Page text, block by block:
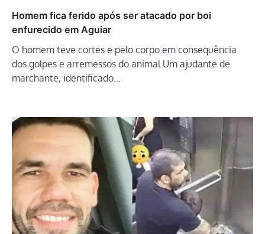
Homem fica ferido após ser atacado por boi
enfurecido em Aguiar
O homem teve cortes e pelo corpo em consequência
dos golpes e arremessos do animal Um ajudante de
marchante, identificado…